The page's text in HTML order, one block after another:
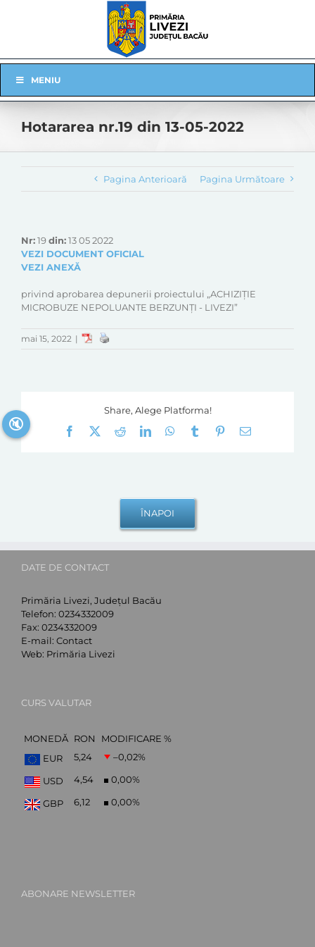
Navigation
MENIU
Hotararea nr.19 din 13-05-2022
Pagina Anterioară Pagina Următoare
Nr:19din:13 05 2022
VEZI DOCUMENT OFICIAL
VEZI ANEXĂ
privind aprobarea depunerii proiectului „ACHIZIȚIE
MICROBUZE NEPOLUANTE BERZUNȚI - LIVEZI”
mai 15, 2022 |
Share, Alege Platforma!
Facebook
RedditLinkedInWhatsApp
Tumblr Pinterest
E-
DATE DE CONTACT
Primăria Livezi, Județul Bacău
Telefon: 0234332009
Fax: 0234332009
E-mail: Contact
Web: Primăria Livezi
CURS VALUTAR
MONEDĂ RON
MODIFICARE %
EUR
5,24 –0,02%
USD 4,54 0,00%
GBP 6,12 0,00%
ABONARE NEWSLETTER
🔇